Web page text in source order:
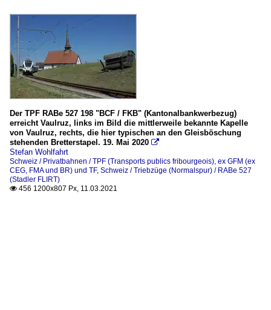
Der TPF RABe 527 198 "BCF / FKB" (Kantonalbankwerbezug)
erreicht Vaulruz, links im Bild die mittlerweile bekannte Kapelle
von Vaulruz, rechts, die hier typischen an den Gleisböschung
stehenden Bretterstapel. 19. Mai 2020 
Stefan Wohlfahrt
Schweiz / Privatbahnen / TPF (Transports publics fribourgeois), ex GFM (ex
CEG, FMA und BR) und TF, Schweiz / Triebzüge (Normalspur) / RABe 527
(Stadler FLIRT)
 456 1200x807 Px, 11.03.2021